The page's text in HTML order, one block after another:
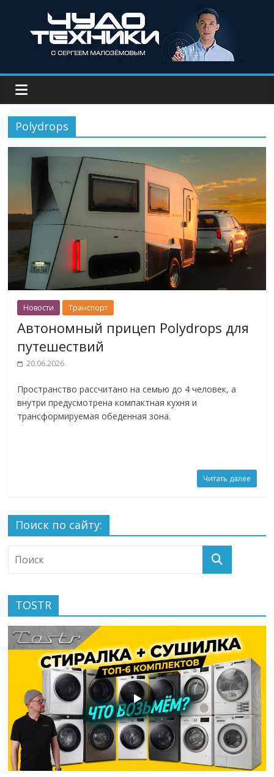
Polydrops
Новости Транспорт
Автономный прицеп Polydrops для
путешествий
20.06.2026
Пространство рассчитано на семью до 4 человек, а
внутри предусмотрена компактная кухня и
трансформируемая обеденная зона.
Читать далее
Поиск по сайту:
TOSTR